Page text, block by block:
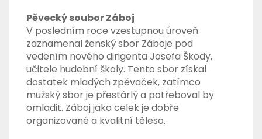
Pěvecký soubor Záboj
V posledním roce vzestupnou úroveň
zaznamenal ženský sbor Záboje pod
vedením nového dirigenta Josefa Škody,
učitele hudební školy. Tento sbor získal
dostatek mladých zpěvaček, zatímco
mužský sbor je přestárlý a potřeboval by
omladit. Záboj jako celek je dobře
organizované a kvalitní těleso.